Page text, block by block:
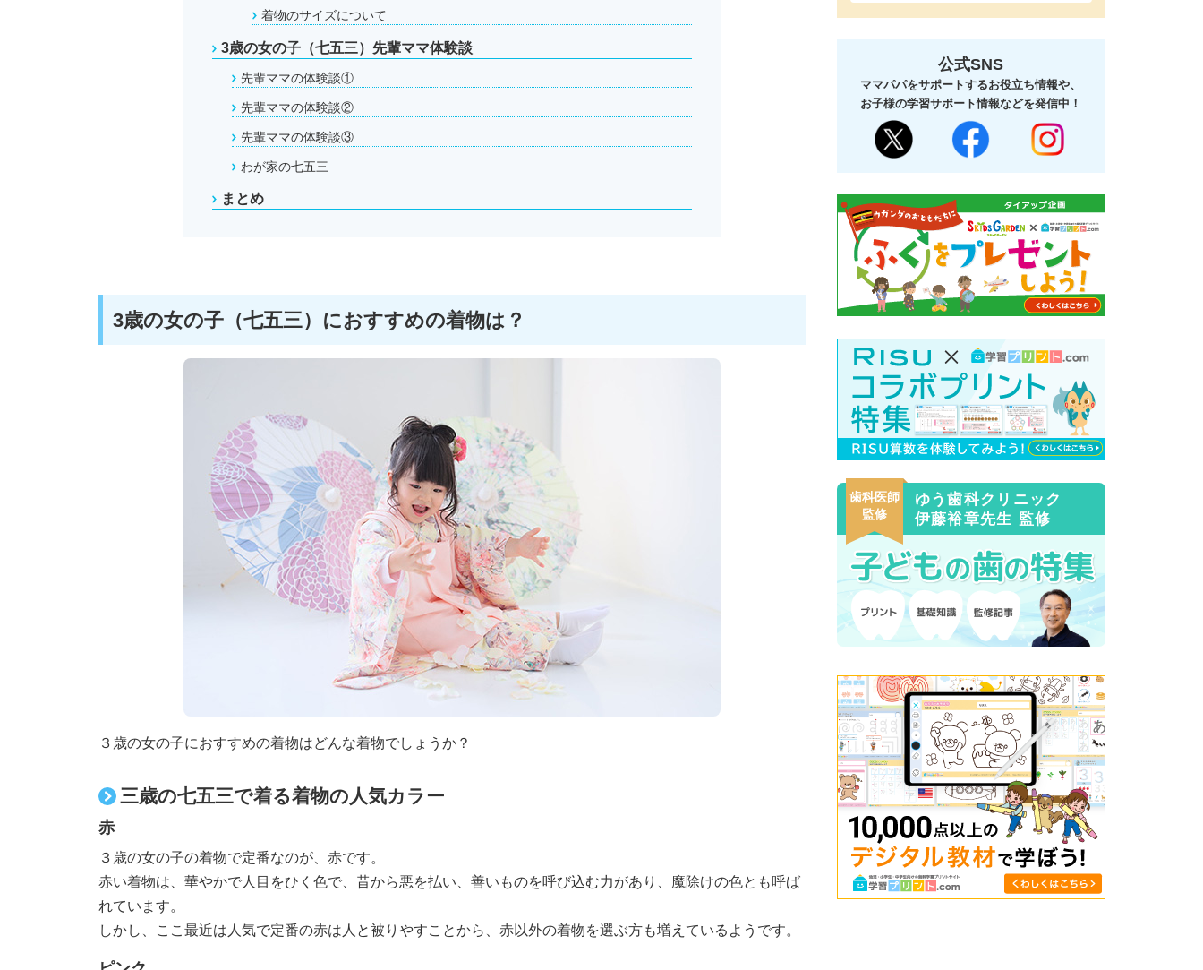
着物のサイズについて
3歳の女の子（七五三）先輩ママ体験談
先輩ママの体験談①
先輩ママの体験談②
先輩ママの体験談③
わが家の七五三
まとめ
3歳の女の子（七五三）におすすめの着物は？
３歳の女の子におすすめの着物はどんな着物でしょうか？
三歳の七五三で着る着物の人気カラー
赤
３歳の女の子の着物で定番なのが、赤です。
赤い着物は、華やかで人目をひく色で、昔から悪を払い、善いものを呼び込む力があり、魔除けの色とも呼ば
れています。
しかし、ここ最近は人気で定番の赤は人と被りやすことから、赤以外の着物を選ぶ方も増えているようです。
公式SNS
ママパパをサポートするお役立ち情報や、
お子様の学習サポート情報などを発信中！
歯科医師
監修
ゆう歯科クリニック
伊藤裕章先生 監修